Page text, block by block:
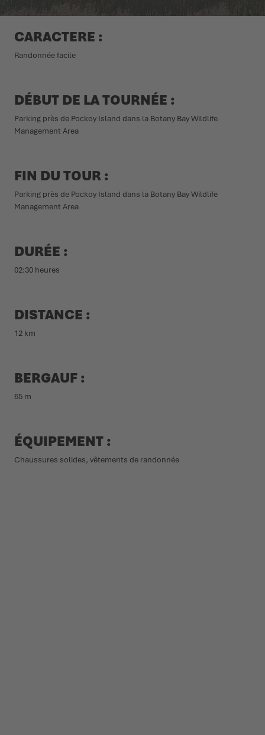
LOWA PROFESSIONAL
LOWA PROFESSIONAL
PODCAST
PRESSE
CARRIÈRE
CARACTERE :
Randonnée facile
DÉBUT DE LA TOURNÉE :
Parking près de Pockoy Island dans la Botany Bay Wildlife
Management Area
FIN DU TOUR :
Parking près de Pockoy Island dans la Botany Bay Wildlife
Management Area
DURÉE :
02:30 heures
DISTANCE :
12 km
BERGAUF :
65 m
ÉQUIPEMENT :
Chaussures solides, vêtements de randonnée